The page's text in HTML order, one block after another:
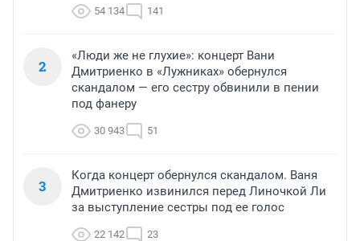
54 134 141
2
«Люди же не глухие»: концерт Вани
Дмитриенко в «Лужниках» обернулся
скандалом — его сестру обвинили в пении
под фанеру
30 943 51
3
Когда концерт обернулся скандалом. Ваня
Дмитриенко извинился перед Линочкой Ли
за выступление сестры под ее голос
22 142 23